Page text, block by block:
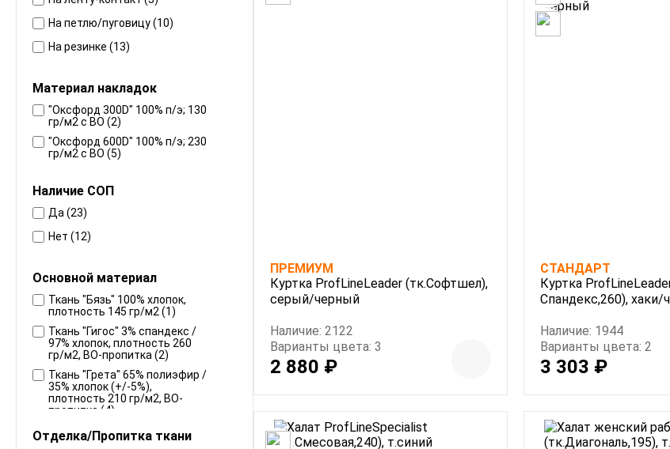
На петлю/пуговицу (10)
На резинке (13)
Материал накладок
"Оксфорд 300D" 100% п/э; 130
гр/м2 с ВО (2)
"Оксфорд 600D" 100% п/э; 230
гр/м2 с ВО (5)
Наличие СОП
Да (23)
Нет (12)
Основной материал
Ткань "Бязь" 100% хлопок,
плотность 145 гр/м2 (1)
Ткань "Гигос" 3% спандекс /
97% хлопок, плотность 260
гр/м2, ВО-пропитка (2)
Ткань "Грета" 65% полиэфир /
35% хлопок (+/-5%),
плотность 210 гр/м2, ВО-
пропитка (4)
Ткань "Диагональ" 100%
хлопок, плотность 195 гр/м2
Отделка/Пропитка ткани
ПРЕМИУМ
Куртка ProfLineLeader (тк.Софтшел),
серый/черный
Наличие: 2122
Варианты цвета: 3
2 880 ₽
СТАНДАРТ
Куртка
Спандекс,260), хаки/
Наличие: 1944
Варианты цвета: 2
3 303 ₽